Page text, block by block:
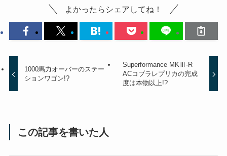
よかったらシェアしてね！
1000馬力オーバーのステー
ションワゴン!?
Superformance MKⅢ-R
ACコブラレプリカの完成
度は本物以上!?
この記事を書いた人